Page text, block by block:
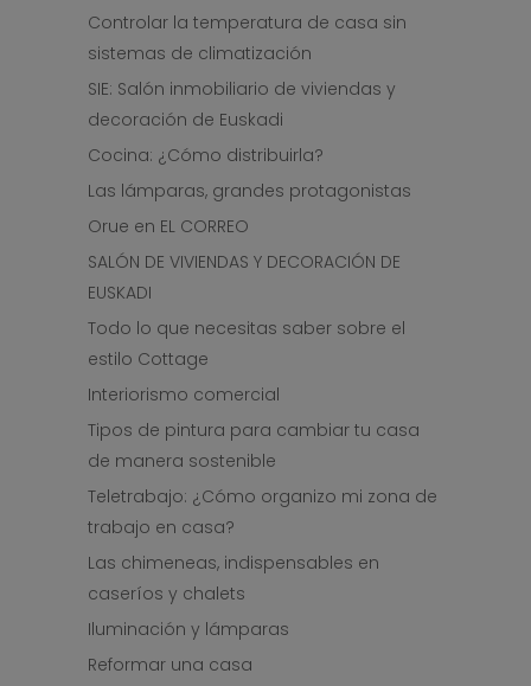
Controlar la temperatura de casa sin
sistemas de climatización
SIE: Salón inmobiliario de viviendas y
decoración de Euskadi
Cocina: ¿Cómo distribuirla?
Las lámparas, grandes protagonistas
Orue en EL CORREO
SALÓN DE VIVIENDAS Y DECORACIÓN DE
EUSKADI
Todo lo que necesitas saber sobre el
estilo Cottage
Interiorismo comercial
Tipos de pintura para cambiar tu casa
de manera sostenible
Teletrabajo: ¿Cómo organizo mi zona de
trabajo en casa?
Las chimeneas, indispensables en
caseríos y chalets
Iluminación y lámparas
Reformar una casa